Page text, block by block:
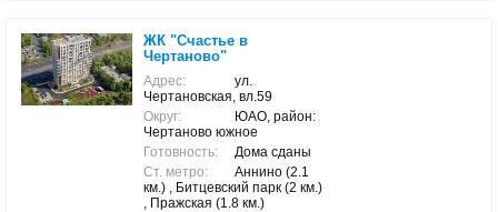
ЖК "Счастье в
Чертаново"
Адрес:
ул.
Чертановская, вл.59
Округ:
ЮАО, район:
Чертаново южное
Готовность:
Дома сданы
Ст. метро:
Аннино (2.1
км.) , Битцевский парк (2 км.)
, Пражская (1.8 км.)